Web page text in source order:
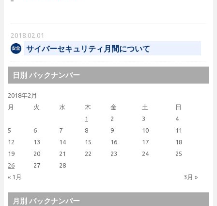
2018.02.01
サイバーセキュリティ月間について
日別 バックナンバー
2018年2月
月
火 水 木 金 土 日
« 1月 3月 »
1 2 3
4
5
6 7 8 9 10
11
12
13 14 15 16 17
18
19
20 21 22 23 24
25
26
27 28
月別 バックナンバー